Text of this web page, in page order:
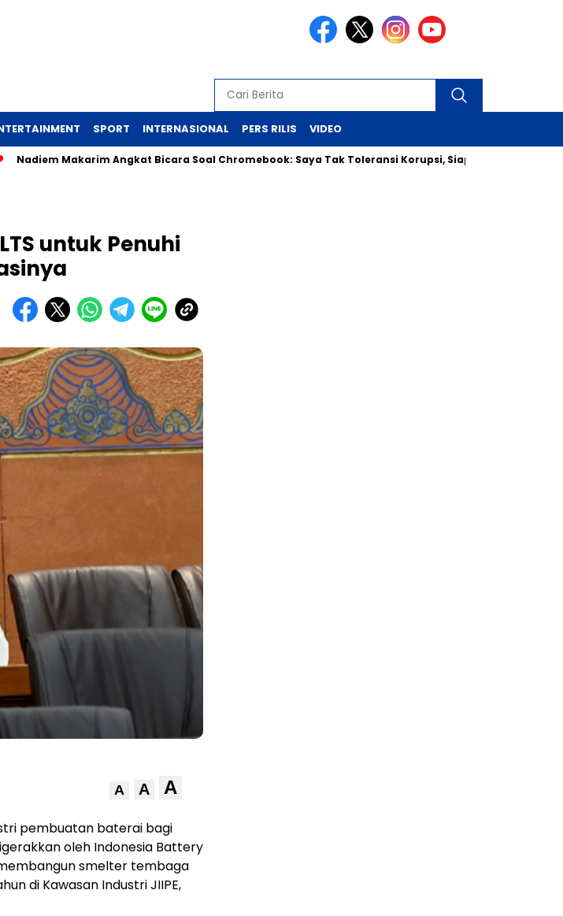
SPORT INTERNASIONAL PERS RILIS VIDEO
Makarim Angkat Bicara Soal Chromebook: Saya Tak Toleransi Korupsi, Siap Klarifikasi ke Jaksa
untuk Penuhi
A A A
pembuatan baterai bagi
oleh Indonesia Battery
smelter tembaga
di Kawasan Industri JIIPE,